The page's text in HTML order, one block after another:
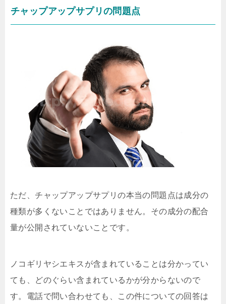
チャップアップサプリの問題点
ただ、チャップアップサプリの本当の問題点は成分の
種類が多くないことではありません。その成分の配合
量が公開されていないことです。
ノコギリヤシエキスが含まれていることは分かってい
ても、どのぐらい含まれているかが分からないので
す。電話で問い合わせても、この件についての回答は